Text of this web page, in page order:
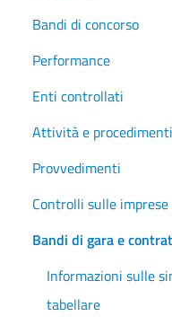
Bandi di concorso
Performance
Enti controllati
Attività e procedimenti
Provvedimenti
Controlli sulle imprese
Bandi di gara e
Informazioni sulle
tabellare